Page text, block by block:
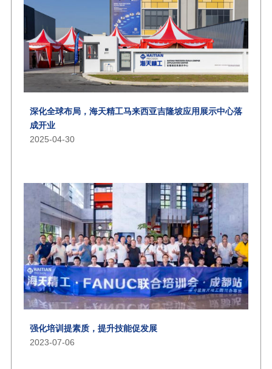
深化全球布局，海天精工马来西亚吉隆坡应用展示中心落
成开业
2025-04-30
强化培训提素质，提升技能促发展
2023-07-06